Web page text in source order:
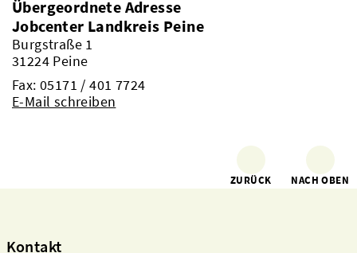
Übergeordnete Adresse
Jobcenter Landkreis Peine
Burgstraße 1
31224 Peine
Fax: 05171 / 401 7724
E-Mail schreiben
ZURÜCK NACH OBEN
Kontakt